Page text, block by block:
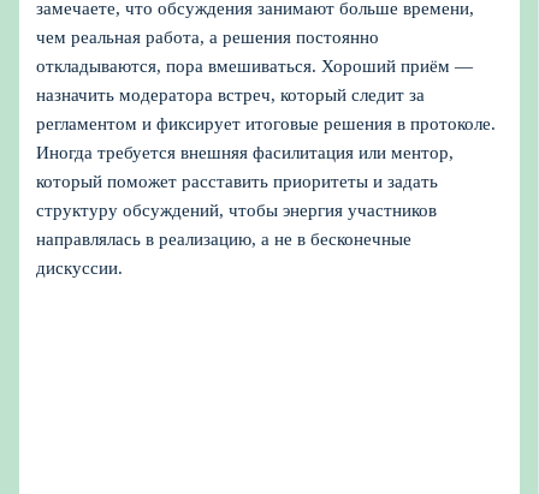
замечаете, что обсуждения занимают больше времени,
чем реальная работа, а решения постоянно
откладываются, пора вмешиваться. Хороший приём —
назначить модератора встреч, который следит за
регламентом и фиксирует итоговые решения в протоколе.
Иногда требуется внешняя фасилитация или ментор,
который поможет расставить приоритеты и задать
структуру обсуждений, чтобы энергия участников
направлялась в реализацию, а не в бесконечные
дискуссии.